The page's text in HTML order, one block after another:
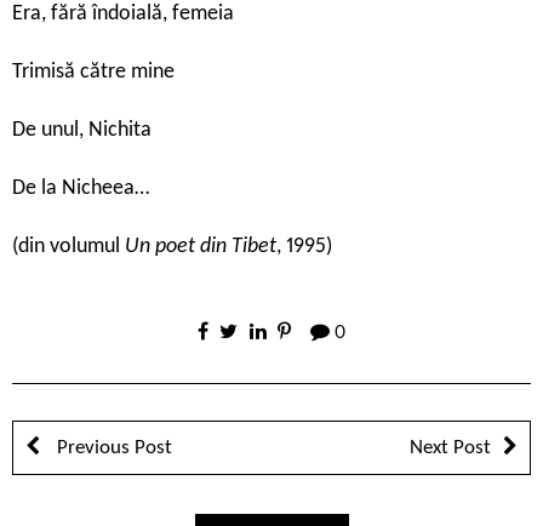
Era, fără îndoială, femeia
Trimisă către mine
De unul, Nichita
De la Nicheea…
(din volumul Un poet din Tibet, 1995)
0
Previous Post Next Post